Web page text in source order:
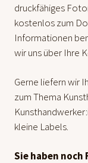
druckfähiges
kostenlos zum
Informationen
wir uns über Ihre
Gerne liefern wir
zum Thema
kleine Labels.
Sie haben noch